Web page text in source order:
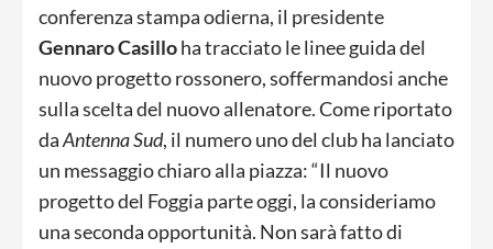
conferenza stampa odierna, il presidente
Gennaro Casilloha tracciato le linee guida del
nuovo progetto rossonero, soffermandosi anche
sulla scelta del nuovo allenatore. Come riportato
daAntenna Sud, il numero uno del club ha lanciato
un messaggio chiaro alla piazza: “Il nuovo
progetto del Foggia parte oggi, la consideriamo
una seconda opportunità. Non sarà fatto di